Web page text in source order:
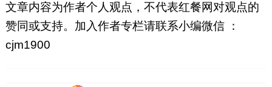
文章内容为作者个人观点，不代表红餐网对观点的
赞同或支持。加入作者专栏请联系小编微信 ：
cjm1900